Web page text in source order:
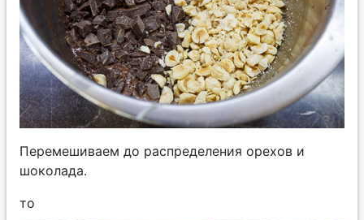
Перемешиваем до распределения орехов и
шоколада.
то